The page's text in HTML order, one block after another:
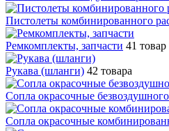
Пистолеты комбинированного
Ремкомплекты, запчасти 41 товар
Рукава (шланги) 42 товара
Сопла окрасочные
Сопла окрасочные